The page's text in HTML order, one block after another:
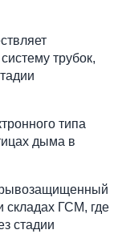
трубок,
типа
дыма в
складах ГСМ, где
стадии